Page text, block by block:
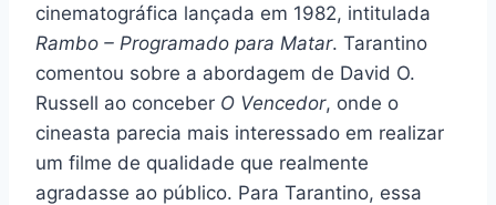
cinematográfica lançada em 1982, intitulada
Rambo – Programado para Matar. Tarantino
comentou sobre a abordagem de David O.
Russell ao conceber O Vencedor, onde o
cineasta parecia mais interessado em realizar
um filme de qualidade que realmente
agradasse ao público. Para Tarantino, essa